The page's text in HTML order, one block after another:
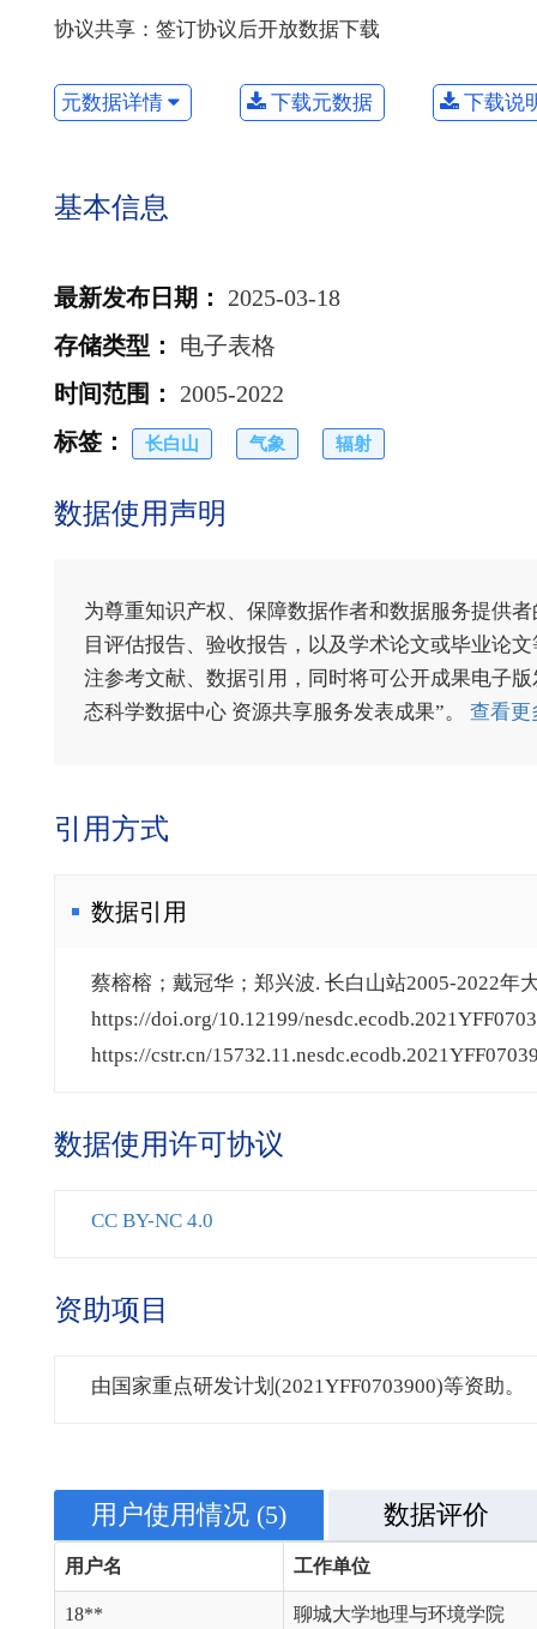
协议共享：签订协议后开放数据下载
元数据详情 下载元数据 下载说
基本信息
最新发布日期 ：
2025-03-18
存储类型 ：
电子表格
时间范围 ：
2005-2022
标签 ： 长白山 气象 辐射
数据使用声明
为尊重知识产权、保障数据作者和数据服务提供
目评估报告、验收报告，以及学术论文或毕业论
注参考文献、数据引用，同时将可公开成果电子
态科学数据中心 资源共享服务发表成果”。 查看
引用方式
数据引用
蔡榕榕；戴冠华；郑兴波. 长白山站2005-2022年
https://doi.org/10.12199/
https://cstr.cn/
数据使用许可协议
CC BY-NC 4.0
资助项目
由国家重点研发计划(2021YFF0703900)等资助。
用户使用情况 (5) 数据评价
用户名 工作单位
18** 聊城大学地理与环境学院